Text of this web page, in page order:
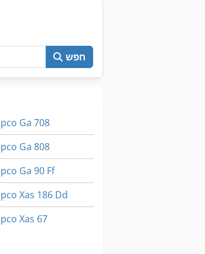
חפש
Ga 708
Ga 808
Ga 90 Ff
Xas 186 Dd
Xas 67